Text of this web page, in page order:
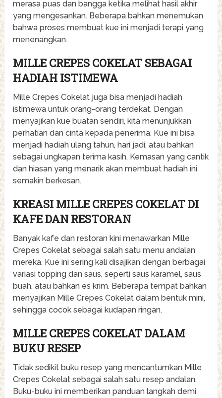
merasa puas dan bangga ketika melihat hasil akhir
yang mengesankan. Beberapa bahkan menemukan
bahwa proses membuat kue ini menjadi terapi yang
menenangkan.
MILLE CREPES COKELAT SEBAGAI
HADIAH ISTIMEWA
Mille Crepes Cokelat juga bisa menjadi hadiah
istimewa untuk orang-orang terdekat. Dengan
menyajikan kue buatan sendiri, kita menunjukkan
perhatian dan cinta kepada penerima. Kue ini bisa
menjadi hadiah ulang tahun, hari jadi, atau bahkan
sebagai ungkapan terima kasih. Kemasan yang cantik
dan hiasan yang menarik akan membuat hadiah ini
semakin berkesan.
KREASI MILLE CREPES COKELAT DI
KAFE DAN RESTORAN
Banyak kafe dan restoran kini menawarkan Mille
Crepes Cokelat sebagai salah satu menu andalan
mereka. Kue ini sering kali disajikan dengan berbagai
variasi topping dan saus, seperti saus karamel, saus
buah, atau bahkan es krim. Beberapa tempat bahkan
menyajikan Mille Crepes Cokelat dalam bentuk mini,
sehingga cocok sebagai kudapan ringan.
MILLE CREPES COKELAT DALAM
BUKU RESEP
Tidak sedikit buku resep yang mencantumkan Mille
Crepes Cokelat sebagai salah satu resep andalan.
Buku-buku ini memberikan panduan langkah demi